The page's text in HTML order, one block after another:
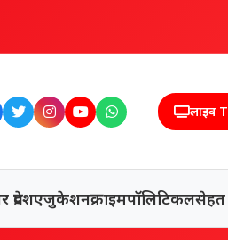
लाइव
प्रदेशएजुकेशनक्राइमपॉलिटिकलसेहत